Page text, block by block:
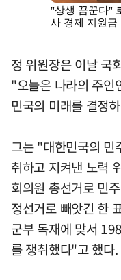
정 위원장은 이날 국
"오늘은 나라의 주인
민국의 미래를 결정
그는 "대한민국의 민
취하고 지켜낸 노력
회의원 총선거로 민
정선거로 빼앗긴 한
군부 독재에 맞서
를 쟁취했다"고 했다.